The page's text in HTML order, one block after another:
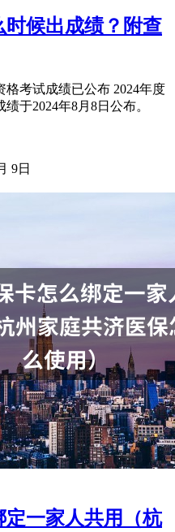
时候出成绩？附查
格考试成绩已公布 2024年度
于2024年8月8日公布。
9日
一家人共用（杭